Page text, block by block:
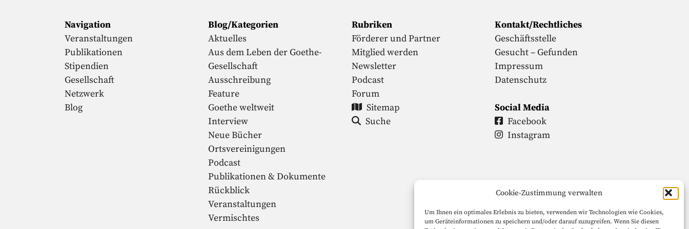
Cookie-Zustimmung verwalten
Um Ihnen ein optimales Erlebnis zu bieten, verwenden wir Technologien wie Cookies,
um Geräteinformationen zu speichern und/oder darauf zuzugreifen. Wenn Sie diesen
Navigation
Veranstaltungen
Publikationen
Stipendien
Gesellschaft
Netzwerk
Blog
Blog/Kategorien
Aktuelles
Aus dem Leben der Goethe-
Gesellschaft
Ausschreibung
Feature
Goethe weltweit
Interview
Neue Bücher
Ortsvereinigungen
Podcast
Publikationen & Dokumente
Rückblick
Veranstaltungen
Vermischtes
Rubriken
Förderer und Partner
Mitglied werden
Newsletter
Podcast
Forum
Sitemap
Suche
Kontakt/Rechtliches
Geschäftsstelle
Gesucht – Gefunden
Impressum
Datenschutz
Social Media
Facebook
Instagram